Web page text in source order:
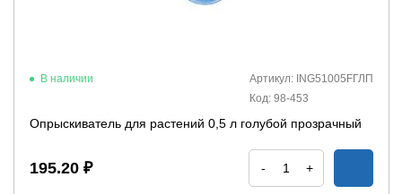
В наличии
Артикул: ING51005FГЛП
Код: 98-453
Опрыскиватель для растений 0,5 л голубой прозрачный
195.20 ₽ - +